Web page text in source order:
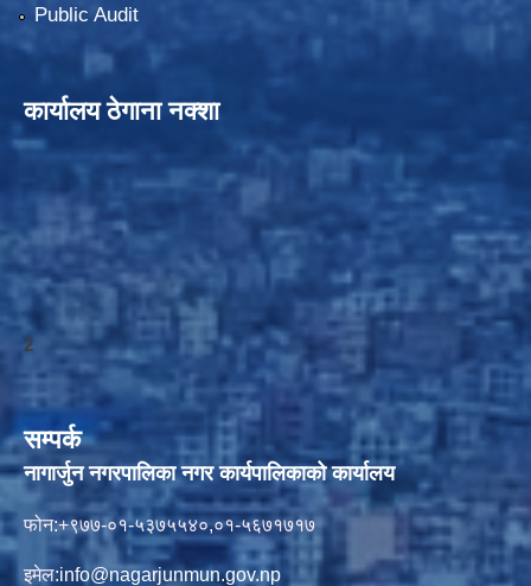
Public Audit
कार्यालय ठेगाना नक्शा
2
सम्पर्क
नागार्जुन नगरपालिका नगर कार्यपालिकाको कार्यालय
फोन:+९७७-०१-५३७५५४०,०१-५६७१७१७
इमेल:info@nagarjunmun.gov.np